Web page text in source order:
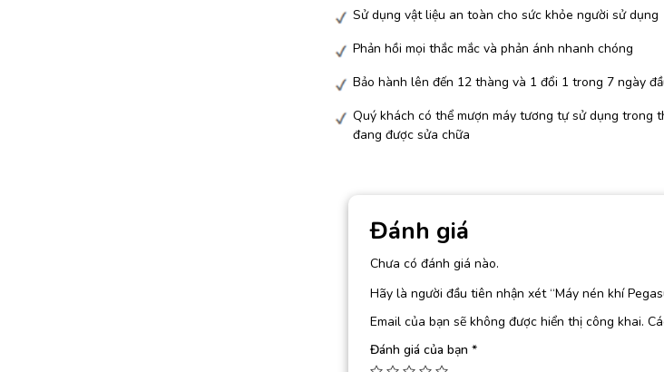
Sử dụng vật liệu an toàn cho sức khỏe người sử dụng
Phản hồi mọi thắc mắc và phản ánh nhanh chóng
Bảo hành lên đến 12 thàng và 1 đổi 1 trong 7 ngày
Quý khách có thể mượn máy tương tự sử dụng trong
đang được sửa chữa
Đánh giá
Chưa có đánh giá nào.
Hãy là người đầu tiên nhận xét “Máy nén khí
Email của bạn sẽ không được hiển thị công khai.
Đánh giá của bạn *